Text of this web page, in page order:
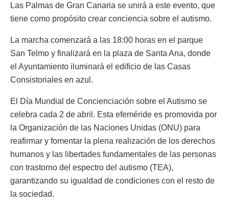
Las Palmas de Gran Canaria se unirá a este evento, que
tiene como propósito crear conciencia sobre el autismo.
La marcha comenzará a las 18:00 horas en el parque
San Telmo y finalizará en la plaza de Santa Ana, donde
el Ayuntamiento iluminará el edificio de las Casas
Consistoriales en azul.
El Día Mundial de Concienciación sobre el Autismo se
celebra cada 2 de abril. Esta efeméride es promovida por
la Organización de las Naciones Unidas (ONU) para
reafirmar y fomentar la plena realización de los derechos
humanos y las libertades fundamentales de las personas
con trastorno del espectro del autismo (TEA),
garantizando su igualdad de condiciones con el resto de
la sociedad.